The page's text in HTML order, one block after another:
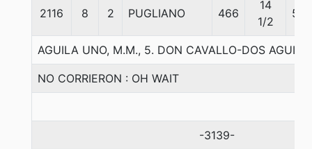
2116 8 2 PUGLIANO 466
14
1/2
56
AGUILA UNO, M.M., 5. DON CAVALLO-DOS
NO CORRIERON : OH WAIT
-3139-